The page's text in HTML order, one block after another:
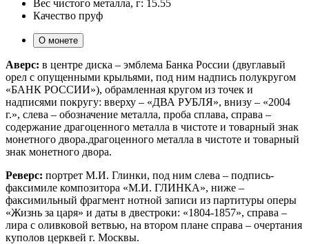
Вес чистого металла, г: 15.55
Качество пруф
О монете
Аверс: в центре диска – эмблема Банка России (двуглавый
орел с опущенными крыльями, под ним надпись полукругом
«БАНК РОССИИ»), обрамленная кругом из точек и
надписями покругу: вверху – «ДВА РУБЛЯ», внизу – «2004
г.», слева – обозначение металла, проба сплава, справа –
содержание драгоценного металла в чистоте и товарный знак
монетного двора.драгоценного металла в чистоте и товарный
знак монетного двора.
Реверс: портрет М.И. Глинки, под ним слева – подпись-
факсимиле композитора «М.И. ГЛИНКА», ниже –
факсимильный фрагмент нотной записи из партитуры оперы
«Жизнь за царя» и даты в двестроки: «1804-1857», справа –
лира с оливковой ветвью, на втором плане справа – очертания
куполов церквей г. Москвы.